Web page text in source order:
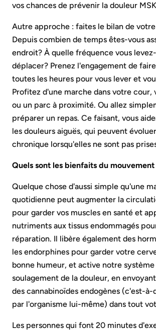
vos chances de prévenir la douleur
Autre approche : faites le bilan de
Depuis combien de temps êtes-vous
endroit? À quelle fréquence vous
déplacer? Prenez l'engagement de
toutes les heures pour vous lever et
Profitez d'une marche dans votre cour,
ou un parc à proximité. Ou allez
préparer un repas. Ce faisant, vous
les douleurs aiguës, qui peuvent
chronique lorsqu'elles ne sont pas
Quels sont les bienfaits du
Quelque chose d'aussi simple qu'une
quotidienne peut augmenter la
pour garder vos muscles en santé et
nutriments aux tissus endommagés
réparation. Il libère également des
les endorphines pour garder votre
bonne humeur, et active notre
soulagement de la douleur, en
des cannabinoïdes endogènes (c'est-
par l'organisme lui-même) dans tout
Les personnes qui font 20 minutes